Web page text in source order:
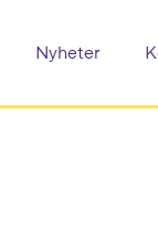
Nyheter